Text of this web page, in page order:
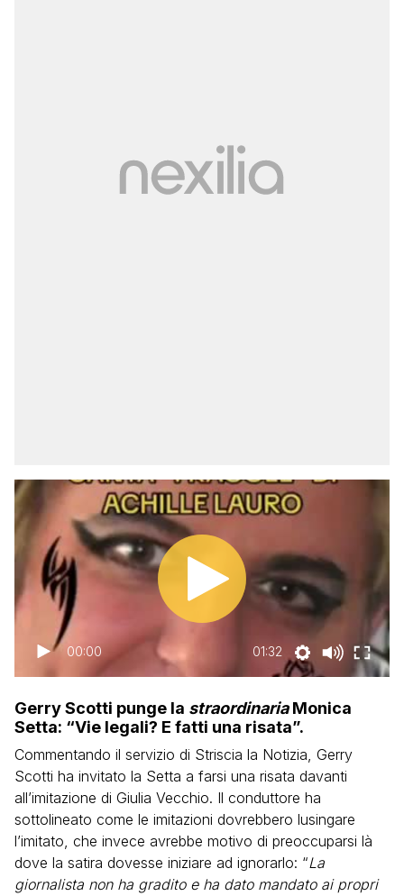
00:00 01:32
Gerry Scotti punge la straordinariaMonica
Setta: “Vie legali? E fatti una risata”.
Commentando il servizio di Striscia la Notizia, Gerry
Scotti ha invitato la Setta a farsi una risata davanti
all’imitazione di Giulia Vecchio. Il conduttore ha
sottolineato come le imitazioni dovrebbero lusingare
l’imitato, che invece avrebbe motivo di preoccuparsi là
dove la satira dovesse iniziare ad ignorarlo: “La
giornalista non ha gradito e ha dato mandato ai propri